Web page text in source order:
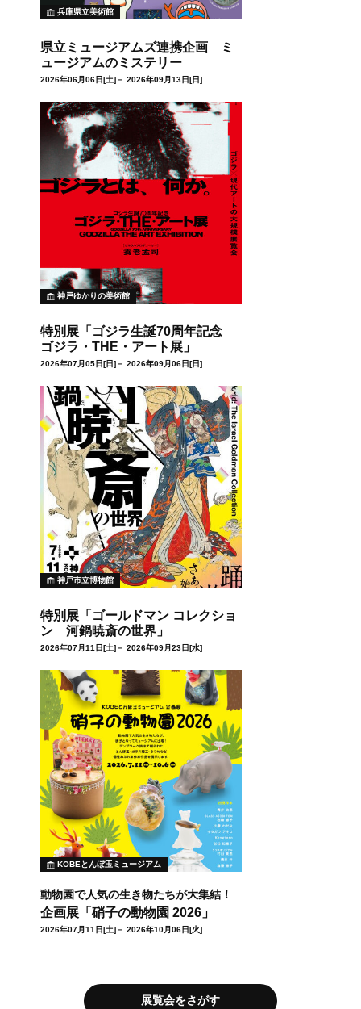
兵庫県立美術館
県立ミュージアムズ連携企画 ミ
ュージアムのミステリー
2026年06月06日[土]－ 2026年09月13日[日]
神戸ゆかりの美術館
特別展「ゴジラ生誕70周年記念
ゴジラ・THE・アート展」
2026年07月05日[日]－ 2026年09月06日[日]
神戸市立博物館
特別展「ゴールドマン コレクショ
ン 河鍋暁斎の世界」
2026年07月11日[土]－ 2026年09月23日[水]
KOBEとんぼ玉ミュージアム
動物園で人気の生き物たちが大集結！
企画展「硝子の動物園 2026」
2026年07月11日[土]－ 2026年10月06日[火]
展覧会をさがす